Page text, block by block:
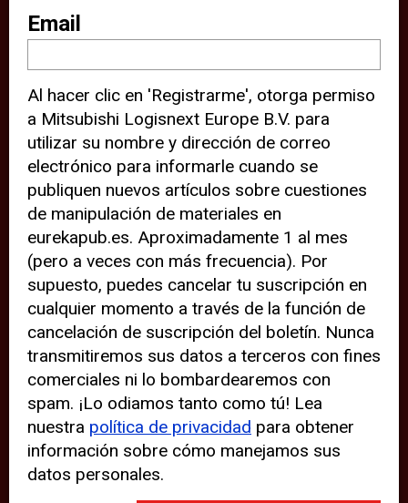
sitio web (por ejemplo, ofreciéndole
información de ubicación). Estas
terceras partes también definen
cookies en su dispositivo y pueden
rastrear su comportamiento en
internet. Al hacer clic en “Aceptar”,
significa que está de acuerdo con el
uso de cookies analíticas y de
terceros para tener una experiencia
óptima en nuestro sitio web. Si
elige “Declinar” el uso de cookies
analíticas y de terceros, evitará que
terceras partes rastreen su
comportamiento en nuestro sitio
web, aunque pueden aparecer
problemas técnicos con el sitio
web. Para obtener más
Email
Al hacer clic en 'Registrarme', otorga permiso
a Mitsubishi Logisnext Europe B.V. para
utilizar su nombre y dirección de correo
electrónico para informarle cuando se
publiquen nuevos artículos sobre cuestiones
de manipulación de materiales en
eurekapub.es. Aproximadamente 1 al mes
(pero a veces con más frecuencia). Por
supuesto, puedes cancelar tu suscripción en
cualquier momento a través de la función de
cancelación de suscripción del boletín. Nunca
transmitiremos sus datos a terceros con fines
comerciales ni lo bombardearemos con
spam. ¡Lo odiamos tanto como tú! Lea
nuestra política de privacidad para obtener
información sobre cómo manejamos sus
datos personales.